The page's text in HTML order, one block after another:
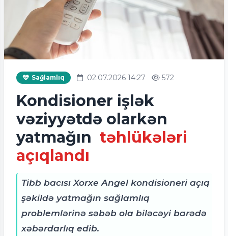
Sağlamlıq 02.07.2026 14:27 572
Kondisioner işlək
vəziyyətdə olarkən
yatmağın təhlükələri
açıqlandı
Tibb bacısı Xorxe Angel kondisioneri açıq
şəkildə yatmağın sağlamlıq
problemlərinə səbəb ola biləcəyi barədə
xəbərdarlıq edib.